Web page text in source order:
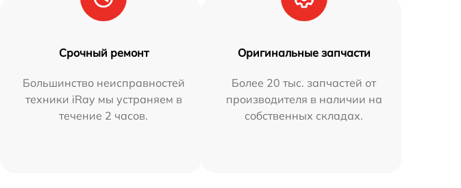
Срочный ремонт
Большинство неисправностей
техники iRay мы устраняем в
течение 2 часов.
Оригинальные запчасти
Более 20 тыс. запчастей от
производителя в наличии на
собственных складах.